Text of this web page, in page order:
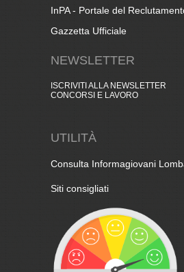
InPA - Portale del
Gazzetta Ufficiale
NEWSLETTER
ISCRIVITI ALLA NEWSLETTER
CONCORSI E LAVORO
UTILITÀ
Consulta Informagiovani
Siti consigliati